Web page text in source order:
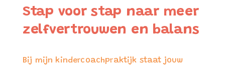
Stap voor stap naar meer
zelfvertrouwen en balans
Bij mijn kindercoachpraktijk staat jouw